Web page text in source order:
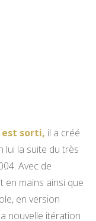
est sorti, il a créé
lui la suite du très
Avec de
en mains ainsi que
en version
nouvelle itération